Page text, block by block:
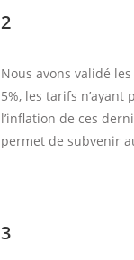
2
Nous avons validé
5%, les tarifs
l’inflation de ces
permet de subvenir
3